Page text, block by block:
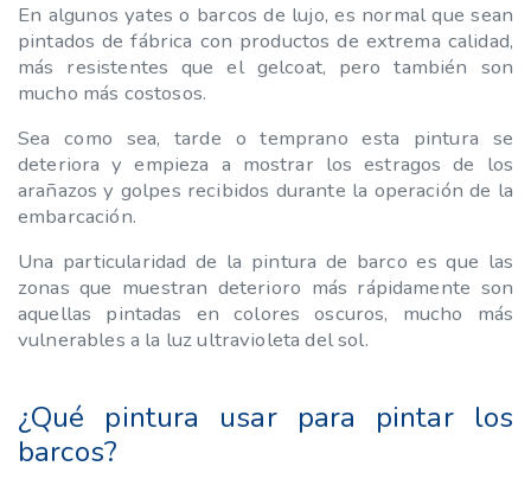
En algunos yates o barcos de lujo, es normal que sean
pintados de fábrica con productos de extrema calidad,
más resistentes que el gelcoat, pero también son
mucho más costosos.
Sea como sea, tarde o temprano esta pintura se
deteriora y empieza a mostrar los estragos de los
arañazos y golpes recibidos durante la operación de la
embarcación.
Una particularidad de la pintura de barco es que las
zonas que muestran deterioro más rápidamente son
aquellas pintadas en colores oscuros, mucho más
vulnerables a la luz ultravioleta del sol.
¿Qué pintura usar para pintar los
barcos?